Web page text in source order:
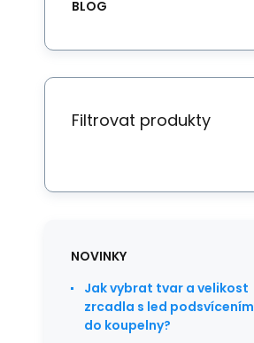
BLOG
Filtrovat produkty
NOVINKY
Jak vybrat tvar a velikost
zrcadla s led podsvícením
do koupelny?